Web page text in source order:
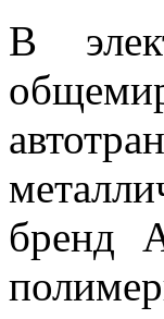
В
бренд